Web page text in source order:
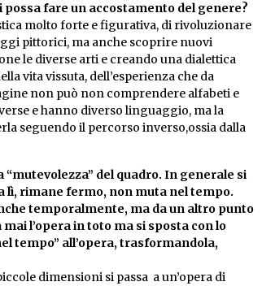
fare un accostamento del genere?
molto forte e figurativa, di rivoluzionare
pittorici, ma anche scoprire nuovi
le diverse arti e creando una dialettica
vita vissuta, dell’esperienza che da
non può non comprendere alfabeti e
e hanno diverso linguaggio, ma la
seguendo il percorso inverso,ossia dalla
del quadro. In generale si
lì, rimane fermo, non muta nel tempo.
temporalmente, ma da un altro punto
l’opera in toto ma si sposta con lo
tempo” all’opera, trasformandola,
dimensioni si passa a un’opera di